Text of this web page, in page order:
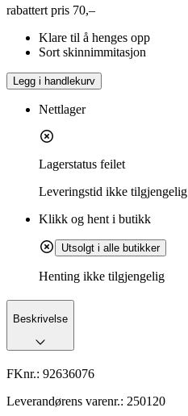
rabattert pris 70,–
Klare til å henges opp
Sort skinnimmitasjon
Legg i handlekurv
Nettlager
Lagerstatus feilet
Leveringstid ikke tilgjengelig
Klikk og hent i butikk
Utsolgt i alle butikker
Henting ikke tilgjengelig
Beskrivelse
FKnr.: 92636076
Leverandørens varenr.: 250120